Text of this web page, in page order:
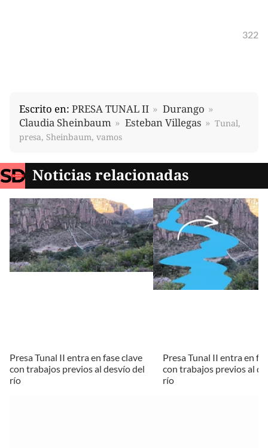
322
Escrito en: PRESA TUNAL II
Durango
Claudia Sheinbaum
Esteban Villegas
Tunal,
presa, Sheinbaum, vamos
Noticias relacionadas
Presa Tunal II entra en fase clave
con trabajos previos al desvío del
río
Presa Tunal II entra en
con trabajos previos al
río